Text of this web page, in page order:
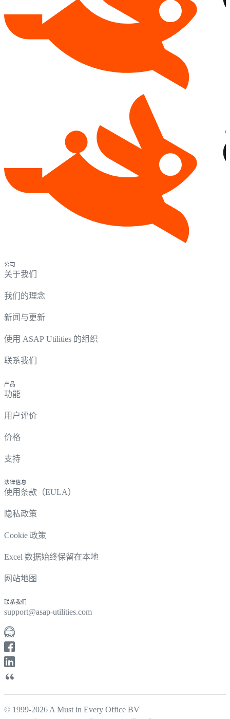
公司
关于我们
我们的理念
新闻与更新
使用 ASAP Utilities 的组织
联系我们
产品
功能
用户评价
价格
支持
法律信息
使用条款（EULA）
隐私政策
Cookie 政策
Excel 数据始终保留在本地
网站地图
联系我们
support@asap-utilities.com
© 1999-2026 A Must in Every Office BV